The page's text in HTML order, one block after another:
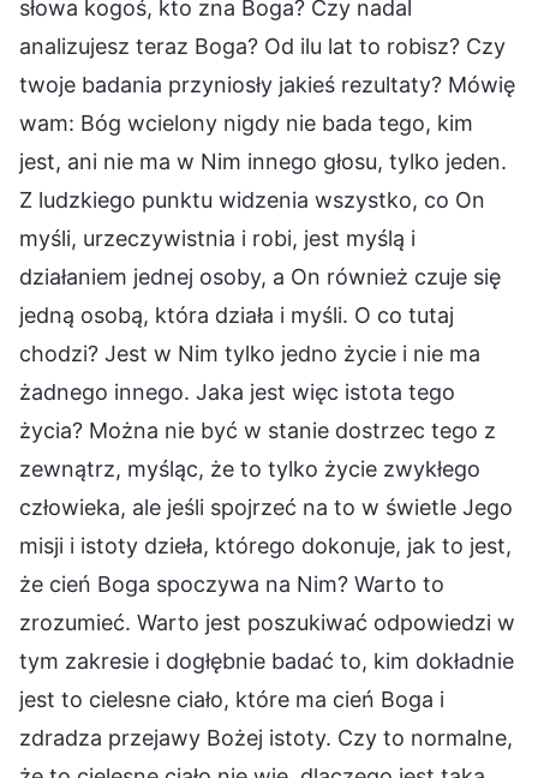
słowa kogoś, kto zna Boga? Czy nadal
analizujesz teraz Boga? Od ilu lat to robisz? Czy
twoje badania przyniosły jakieś rezultaty? Mówię
wam: Bóg wcielony nigdy nie bada tego, kim
jest, ani nie ma w Nim innego głosu, tylko jeden.
Z ludzkiego punktu widzenia wszystko, co On
myśli, urzeczywistnia i robi, jest myślą i
działaniem jednej osoby, a On również czuje się
jedną osobą, która działa i myśli. O co tutaj
chodzi? Jest w Nim tylko jedno życie i nie ma
żadnego innego. Jaka jest więc istota tego
życia? Można nie być w stanie dostrzec tego z
zewnątrz, myśląc, że to tylko życie zwykłego
człowieka, ale jeśli spojrzeć na to w świetle Jego
misji i istoty dzieła, którego dokonuje, jak to jest,
że cień Boga spoczywa na Nim? Warto to
zrozumieć. Warto jest poszukiwać odpowiedzi w
tym zakresie i dogłębnie badać to, kim dokładnie
jest to cielesne ciało, które ma cień Boga i
zdradza przejawy Bożej istoty. Czy to normalne,